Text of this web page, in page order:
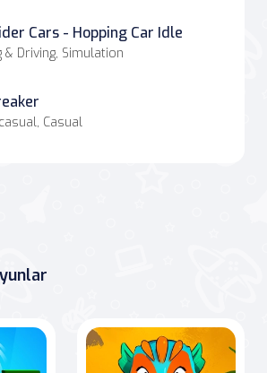
Cars - Hopping Car Idle
& Driving, Simulation
Casual